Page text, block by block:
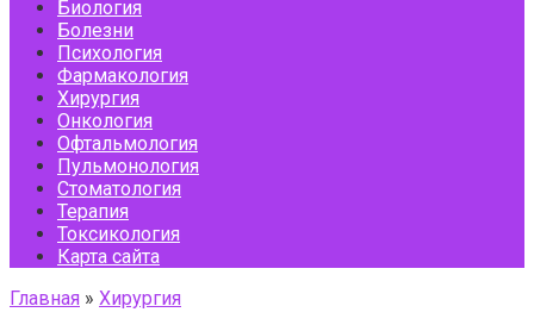
Биология
Болезни
Психология
Фармакология
Хирургия
Онкология
Офтальмология
Пульмонология
Стоматология
Терапия
Токсикология
Карта сайта
Главная » Хирургия